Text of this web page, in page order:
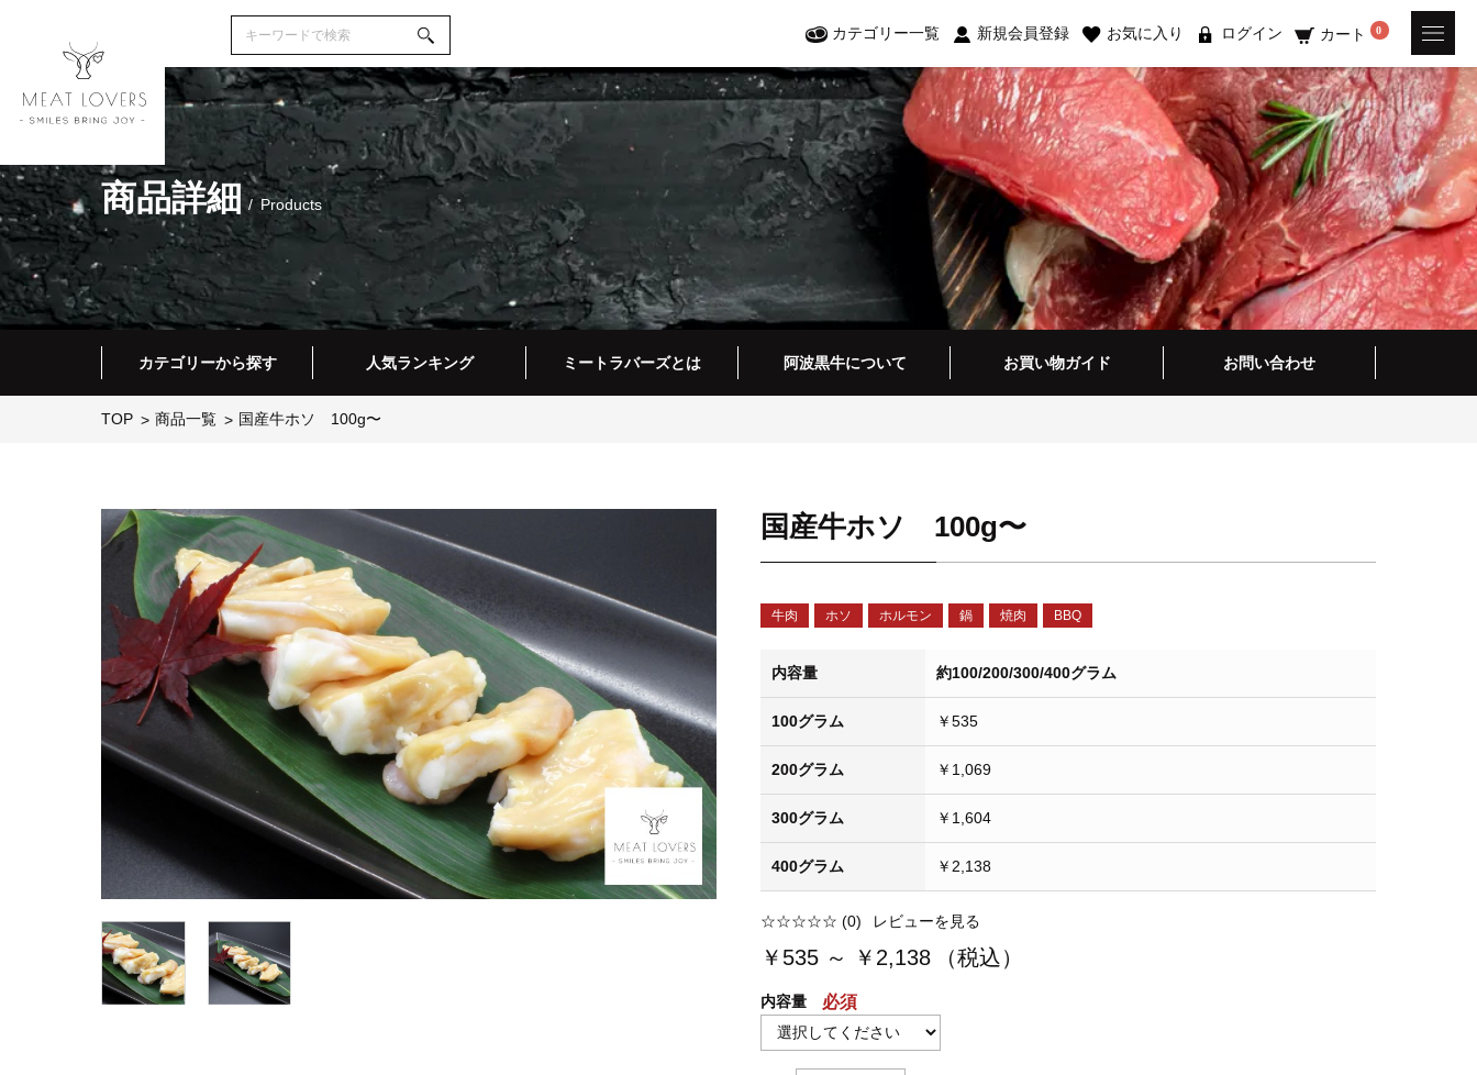
カテゴリー一覧 新規会員登録 お気に入り ログイン カート 0
商品詳細 Products
カテゴリーから探す 人気ランキング ミートラバーズとは 阿波黒牛について お買い物ガイド お問い合わせ
TOP 商品一覧 国産牛ホソ 100g〜
国産牛ホソ 100g〜
牛肉 ホソ ホルモン 鍋 焼肉 BBQ
内容量 約100/200/300/400グラム
100グラム ￥535
200グラム ￥1,069
300グラム ￥1,604
400グラム ￥2,138
☆☆☆☆☆ (0) レビューを見る
￥535 ～ ￥2,138 （税込）
内容量 必須